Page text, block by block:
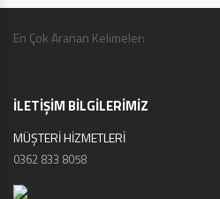
En Çok Aranan Kelimeler:
İLETİŞİM BİLGİLERİMİZ
MÜŞTERİ HİZMETLERİ
0362 833 8058